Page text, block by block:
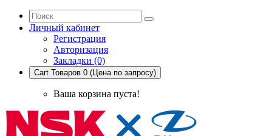
Личный кабинет
Регистрация
Авторизация
Закладки (0)
Cart Товаров 0 (Цена по запросу)
Ваша корзина пуста!